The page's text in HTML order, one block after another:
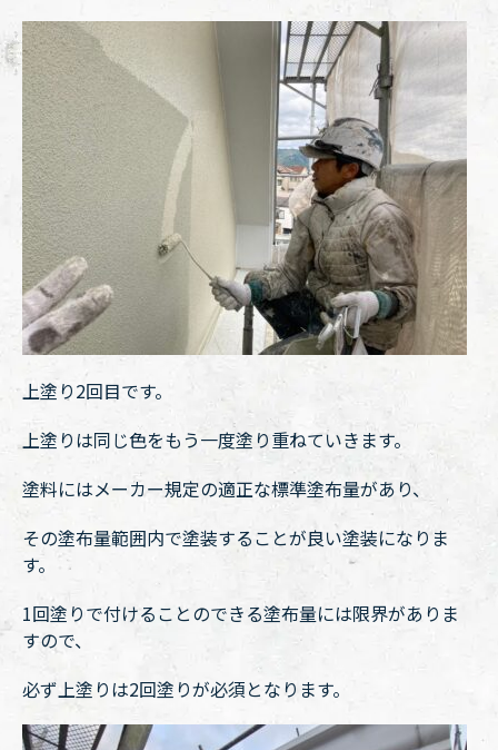
上塗り2回目です。
上塗りは同じ色をもう一度塗り重ねていきます。
塗料にはメーカー規定の適正な標準塗布量があり、
その塗布量範囲内で塗装することが良い塗装になりま
す。
1回塗りで付けることのできる塗布量には限界がありま
すので、
必ず上塗りは2回塗りが必須となります。